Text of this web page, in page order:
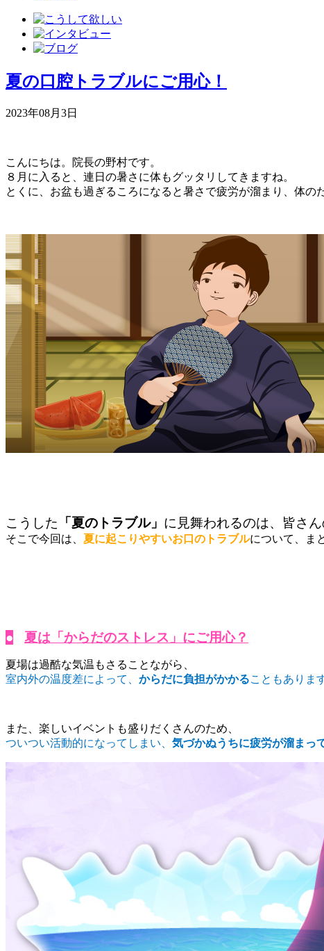
夏の口腔トラブルにご用心！
2023年08月3日
こんにちは。院長の野村です。
８月に入ると、連日の暑さに体もグッタリしてきますね。
とくに、お盆も過ぎるころになると暑さで疲労が溜まり、体の
こうした 「夏のトラブル」 に見舞われるのは、皆さ
そこで今回は、 夏に起こりやすいお口のトラブルについて、ま
● 夏は「からだのストレス」にご用心？
夏場は過酷な気温もさることながら、
室内外の温度差によって、 からだに負担がかかることもありま
また、楽しいイベントも盛りだくさんのため、
ついつい活動的になってしまい、 気づかぬうちに疲労が溜まっ